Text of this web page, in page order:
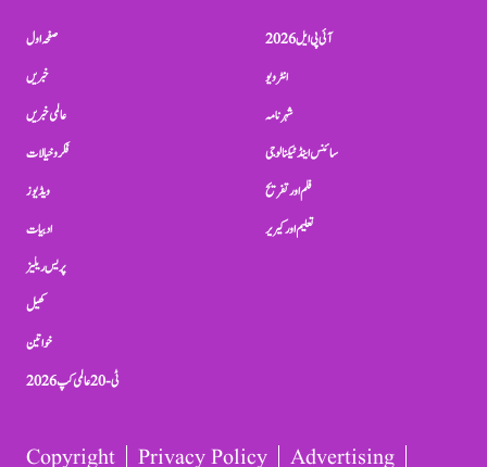
صفحہ اول
خبریں
عالمی خبریں
فکر و خیالات
ویڈیوز
ادبیات
پریس ریلیز
کھیل
خواتین
ٹی-20 عالمی کپ 2026
آئی پی ایل 2026
انٹرویو
شہرنامہ
سائنس اینڈ ٹیکنالوجی
فلم اور تفریح
تعلیم اور کیریر
Copyright Privacy Policy Advertising